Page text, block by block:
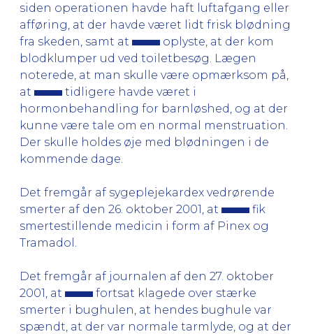
siden operationen havde haft luftafgang eller
afføring, at der havde været lidt frisk blødning
fra skeden, samt at
oplyste, at der kom
blodklumper ud ved toiletbesøg. Lægen
noterede, at man skulle være opmærksom på,
at
tidligere havde været i
hormonbehandling for barnløshed, og at der
kunne være tale om en normal menstruation.
Der skulle holdes øje med blødningen i de
kommende dage.
Det fremgår af sygeplejekardex vedrørende
smerter af den 26. oktober 2001, at
fik
smertestillende medicin i form af Pinex og
Tramadol.
Det fremgår af journalen af den 27. oktober
2001, at
fortsat klagede over stærke
smerter i bughulen, at hendes bughule var
spændt, at der var normale tarmlyde, og at der